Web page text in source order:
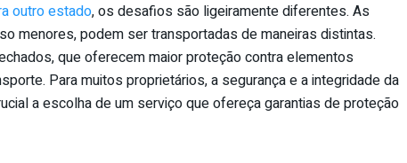
outro estado, os desafios são ligeiramente diferentes. As
menores, podem ser transportadas de maneiras distintas.
que oferecem maior proteção contra elementos
Para muitos proprietários, a segurança e a integridade da
a escolha de um serviço que ofereça garantias de proteção